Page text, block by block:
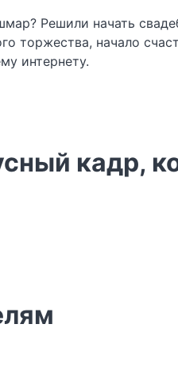
Решили начать
торжества, начало
интернету.
кадр,